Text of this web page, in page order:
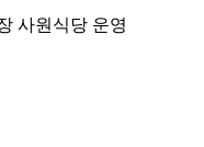
사원식당 운영